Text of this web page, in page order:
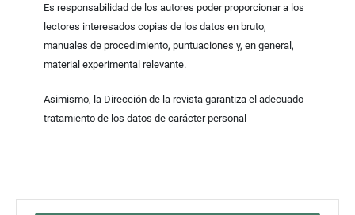
Es responsabilidad de los autores poder proporcionar a los
lectores interesados copias de los datos en bruto,
manuales de procedimiento, puntuaciones y, en general,
material experimental relevante.
Asimismo, la Dirección de la revista garantiza el adecuado
tratamiento de los datos de carácter personal